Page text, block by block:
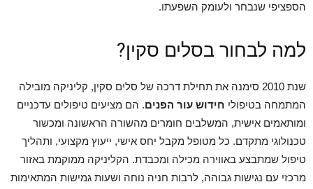
הספציפי שנבחר ולעומק השפעתו.
למה לבחור בסלים סקין?
שנת 2010 סימנה את תחילת דרכה של סלים סקין, קליניקה מובילה
המתמחה בטיפולי חידוש עור הפנים. הם מציעים טיפולים עדכניים
ומותאמים אישית, המשלבים חומרים מהשורה הראשונה ומכשור
טכנולוגי מתקדם. כל מטופל מקבל יחס אישי, ייעוץ מקצועי, ותהליך
טיפול שמתבצע באווירה מכילה ומכבדת. הקליניקה ממוקמת באזור
מרכזי עם נגישות גבוהה, לרבות חניה נוחה ושעות גמישות המתאימות